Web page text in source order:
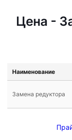
Цена -
Наименование
Замена редуктора